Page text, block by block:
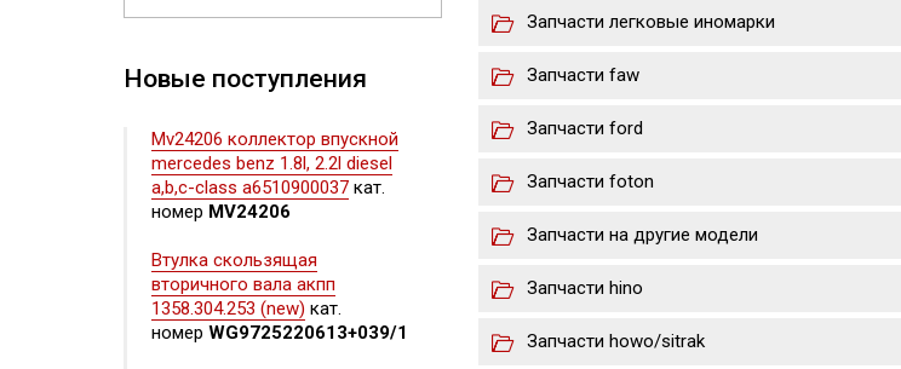
Новые поступления
Mv24206 коллектор впускной
mercedes benz 1.8l, 2.2l diesel
a,b,c-class a6510900037 кат.
номер MV24206
Втулка скользящая
вторичного вала акпп
1358.304.253 (new) кат.
номер WG9725220613+039/1
Запчасти легковые иномарки
Запчасти faw
Запчасти ford
Запчасти foton
Запчасти на другие модели
Запчасти hino
Запчасти howo/sitrak